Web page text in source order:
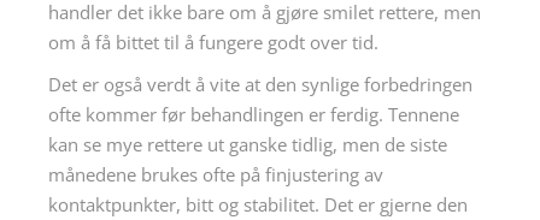
handler det ikke bare om å gjøre smilet rettere, men
om å få bittet til å fungere godt over tid.
Det er også verdt å vite at den synlige forbedringen
ofte kommer før behandlingen er ferdig. Tennene
kan se mye rettere ut ganske tidlig, men de siste
månedene brukes ofte på finjustering av
kontaktpunkter, bitt og stabilitet. Det er gjerne den